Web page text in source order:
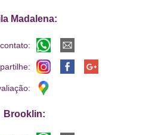
Madalena:
Brooklin: